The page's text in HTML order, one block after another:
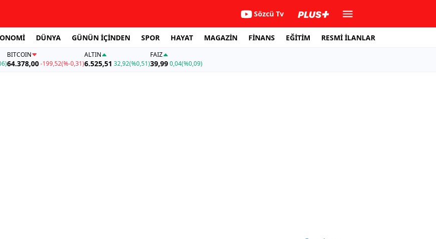
Sözcü Tv
DÜNYA GÜNÜN İÇİNDEN SPOR HAYAT MAGAZİN FİNANS EĞİTİM RESMİ İLANLAR
BITCOIN
64.378,00-199,52(%-0,31)
ALTIN
6.525,51 32,92(%0,51)
FAİZ
39,990,04(%0,09)